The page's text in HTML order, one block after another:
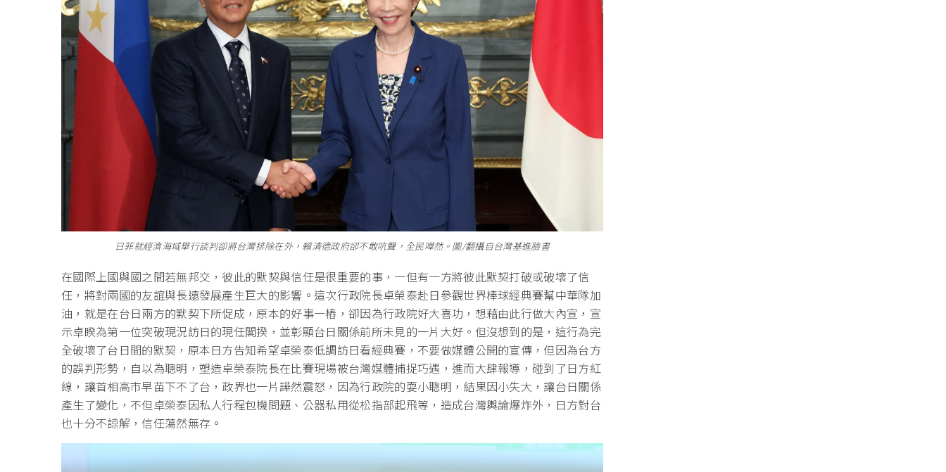
日菲就經濟海域舉行談判卻將台灣排除在外，賴清德政府卻不敢吭聲，全民嘩然。圖/翻攝自台灣基進臉書
在國際上國與國之間若無邦交，彼此的默契與信任是很重要的事，一但有一方將彼此默契打破或破壞了信
任，將對兩國的友誼與長遠發展產生巨大的影響。這次行政院長卓榮泰赴日參觀世界棒球經典賽幫中華隊加
油，就是在台日兩方的默契下所促成，原本的好事一樁，卻因為行政院好大喜功，想藉由此行做大內宣，宣
示卓睽為第一位突破現況訪日的現任閣揆，並彰顯台日關係前所未見的一片大好。但沒想到的是，這行為完
全破壞了台日間的默契，原本日方告知希望卓榮泰低調訪日看經典賽，不要做媒體公開的宣傳，但因為台方
的誤判形勢，自以為聰明，塑造卓榮泰院長在比賽現場被台灣媒體捕捉巧遇，進而大肆報導，碰到了日方紅
線，讓首相高市早苗下不了台，政界也一片譁然震怒，因為行政院的耍小聰明，結果因小失大，讓台日關係
產生了變化，不但卓榮泰因私人行程包機問題、公器私用從松指部起飛等，造成台灣輿論爆炸外，日方對台
也十分不諒解，信任蕩然無存。